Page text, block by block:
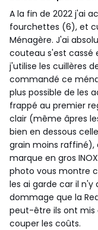
A la fin de 2022 j'ai
fourchettes (6), et
Ménagère. J'ai
couteau s'est cassé
j'utilise les cuillères
commandé ce
plus possible de les
frappé au premier
clair (même âpres
bien en dessous
grain moins
marque en gros
photo vous montre
les ai garde car il n'y
dommage que la
peut-être ils ont
couper les coûts.